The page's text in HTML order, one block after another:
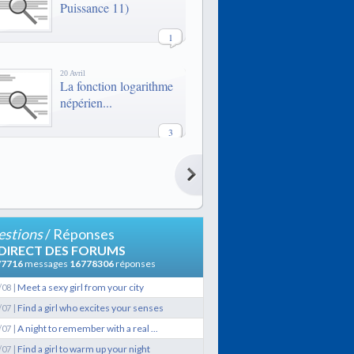
Puissance 11)
1
20 Avril
La fonction logarithme
népérien...
3
3
21 Février
LES QUAIS
9
29 Janvier
Lexique de termes
/ Réponses
DES FORUMS
messages 16778306réponses
08 | Meet a sexy girl from your city
07 | Find a girl who excites your senses
07 | A night to remember with a real ...
07 | Find a girl to warm up your night